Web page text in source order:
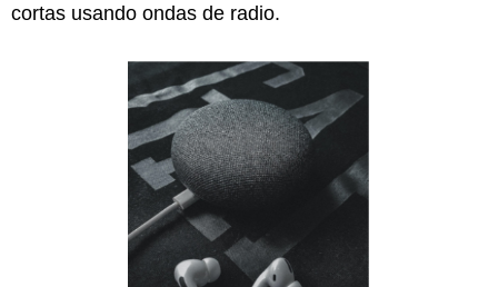
cortas usando ondas de radio.